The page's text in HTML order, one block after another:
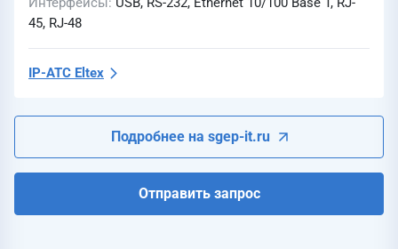
45, RJ-48
IP-АТС Eltex
Подробнее на sgep-it.ru
Отправить запрос